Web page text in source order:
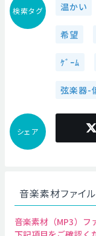
検索タグ 温かい
希望
ｹﾞｰﾑ
弦楽器-
シェア
音楽素材ファイ
音楽素材（MP3）フ